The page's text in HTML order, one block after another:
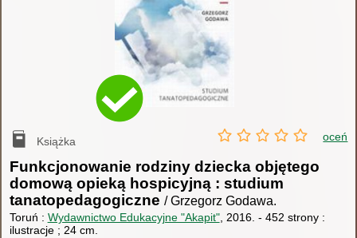
Książka oceń
Funkcjonowanie rodziny dziecka objętego
domową opieką hospicyjną : studium
tanatopedagogiczne / Grzegorz Godawa.
Toruń : Wydawnictwo Edukacyjne "Akapit", 2016. - 452 strony :
ilustracje ; 24 cm.